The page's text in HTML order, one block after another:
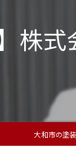
株
大和市の塗